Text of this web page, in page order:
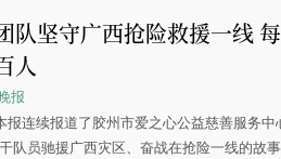
队坚守广西抢险救援一线
人
报
报连续报道了胶州市爱之心公益慈善服务
队员驰援广西灾区、奋战在抢险一线的故事